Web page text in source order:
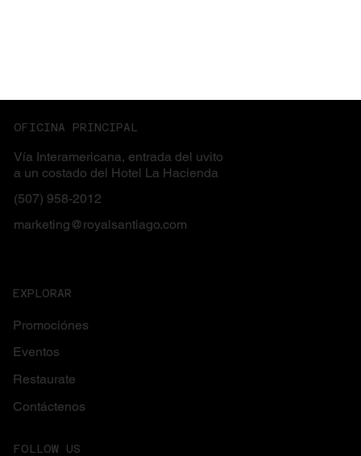
OFICINA PRINCIPAL
Vía Interamericana, entrada del uvito
a un costado del Hotel La Hacienda
(507) 958-2012
marketing@royalsantiago.com
FOLLOW US
EXPLORAR
Promociónes
Eventos
Restaurate
Contáctenos